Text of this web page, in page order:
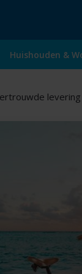
Huishouden &